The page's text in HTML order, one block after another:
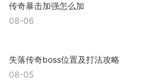
传奇暴击加强怎么加
08-06
失落传奇boss位置及打法攻略
08-05